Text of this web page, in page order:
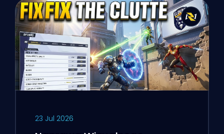
23 Jul 2026